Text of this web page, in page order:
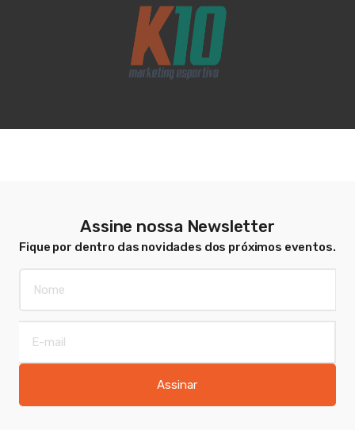
Assine nossa Newsletter
Fique por dentro das novidades dos próximos eventos.
Assinar